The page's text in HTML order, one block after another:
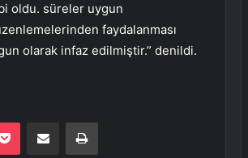
oldu. süreler uygun
faydalanması
olarak infaz edilmiştir.” denildi.
Pocket E-Posta ile paylaş Yazdır